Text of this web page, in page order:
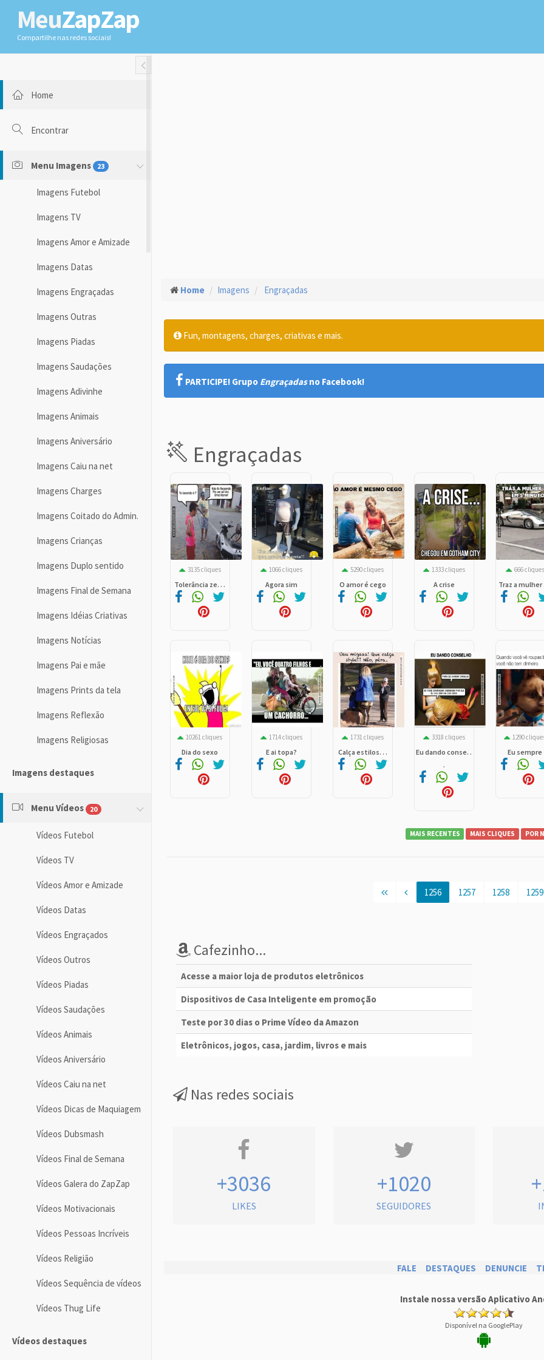
MeuZapZap
Compartilhe nas redes sociais!
Toggle Fullwidth
Home
Encontrar
Menu Imagens 23
Imagens Futebol
Imagens TV
Imagens Amor e Amizade
Imagens Datas
Imagens Engraçadas
Imagens Outras
Imagens Piadas
Imagens Saudações
Imagens Adivinhe
Imagens Animais
Imagens Aniversário
Imagens Caiu na net
Imagens Charges
Imagens Coitado do Admin.
Imagens Crianças
Imagens Duplo sentido
Imagens Final de Semana
Imagens Idéias Criativas
Imagens Notícias
Imagens Pai e mãe
Imagens Prints da tela
Imagens Reflexão
Imagens Religiosas
Imagens destaques
Menu Vídeos 20
Vídeos Futebol
Vídeos TV
Vídeos Amor e Amizade
Vídeos Datas
Vídeos Engraçados
Vídeos Outros
Vídeos Piadas
Vídeos Saudações
Vídeos Animais
Vídeos Aniversário
Vídeos Caiu na net
Vídeos Dicas de Maquiagem
Vídeos Dubsmash
Vídeos Final de Semana
Vídeos Galera do ZapZap
Vídeos Motivacionais
Vídeos Pessoas Incríveis
Vídeos Religião
Vídeos Sequência de vídeos
Vídeos Thug Life
Vídeos destaques
Home Imagens Engraçadas
Fun, montagens, charges, criativas e mais.
PARTICIPE! Grupo Engraçadasno Facebook!
Engraçadas
3135 cliques
Tolerância ze. . .
1066 cliques
Agora sim
5290 cliques
O amor é cego
1333 cliques
A crise
666 cliques
Traz a mulher
10261 cliques
Dia do sexo
1714 cliques
E ai topa?
1731 cliques
Calça estilos. . .
3318 cliques
Eu dando conse. .
.
1290
Eu sempre
MAIS RECENTES MAIS CLIQUES POR
1256 1257 1258 1259
Cafezinho...
Acesse a maior loja de produtos eletrônicos
Dispositivos de Casa Inteligente em promoção
Teste por 30 dias o Prime Vídeo da Amazon
Eletrônicos, jogos, casa, jardim, livros e mais
Nas redes sociais
+3036
LIKES
+1020
SEGUIDORES
FALE DESTAQUES DENUNCIE
Instale nossa versão Aplicativo
Disponível na GooglePlay